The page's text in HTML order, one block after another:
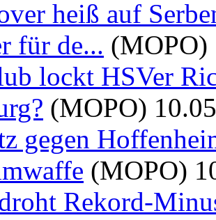
heiß auf
für de... (MOPO)
lockt HSVer
(MOPO)
gegen
(MOPO)
Rekord-